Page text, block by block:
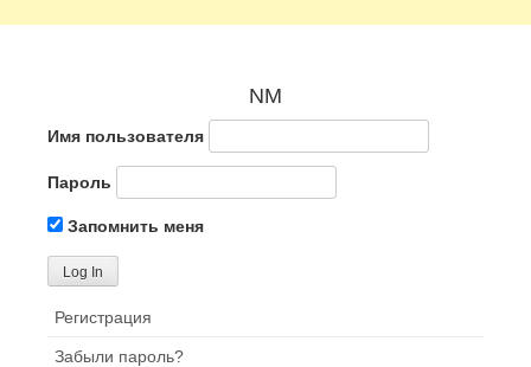
NM
Имя пользователя
Пароль
Запомнить меня
Регистрация
Забыли пароль?